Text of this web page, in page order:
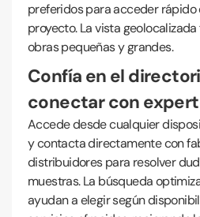
preferidos para acceder
proyecto. La vista
obras pequeñas y grandes.
Confía en el
conectar con
Accede desde cualquier
y contacta directamente con
distribuidores para resolver
muestras. La búsqueda
ayudan a elegir según